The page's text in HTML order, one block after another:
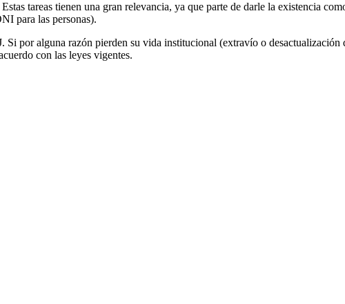
tareas tienen una gran relevancia, ya que parte de darle la existencia
para las personas).
Si por alguna razón pierden su vida institucional (extravío o
con las leyes vigentes.